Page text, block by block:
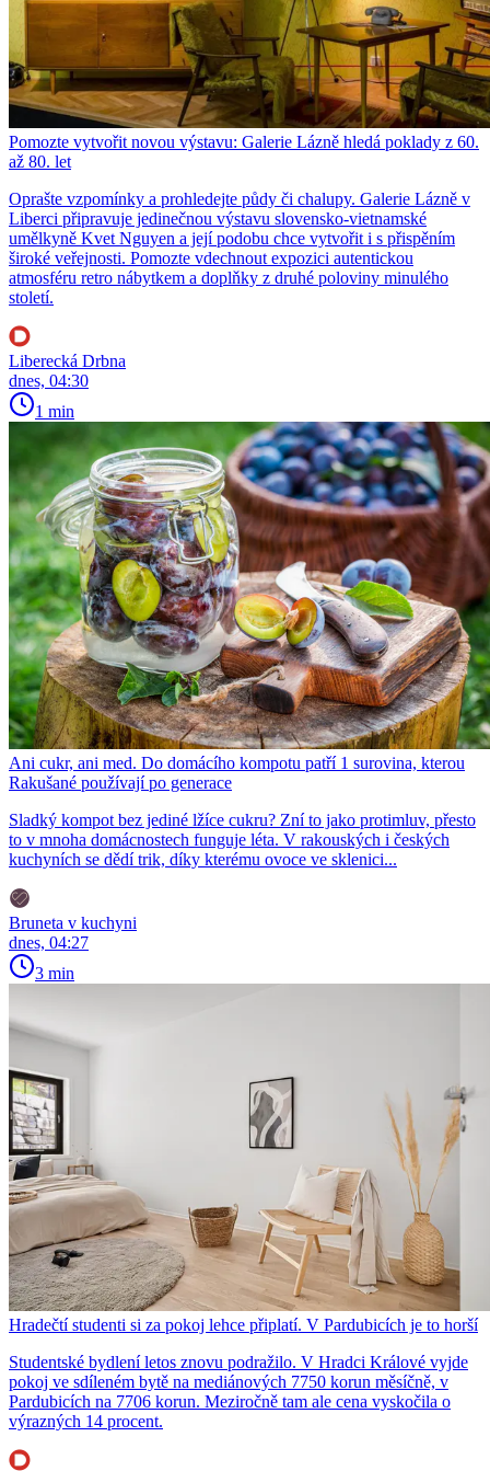
Pomozte vytvořit novou výstavu: Galerie Lázně hledá poklady z 60.
až 80. let
Oprašte vzpomínky a prohledejte půdy či chalupy. Galerie Lázně v
Liberci připravuje jedinečnou výstavu slovensko-vietnamské
umělkyně Kvet Nguyen a její podobu chce vytvořit i s přispěním
široké veřejnosti. Pomozte vdechnout expozici autentickou
atmosféru retro nábytkem a doplňky z druhé poloviny minulého
století.
Liberecká Drbna
dnes, 04:30
1 min
Ani cukr, ani med. Do domácího kompotu patří 1 surovina, kterou
Rakušané používají po generace
Sladký kompot bez jediné lžíce cukru? Zní to jako protimluv, přesto
to v mnoha domácnostech funguje léta. V rakouských i českých
kuchyních se dědí trik, díky kterému ovoce ve sklenici...
Bruneta v kuchyni
dnes, 04:27
3 min
Hradečtí studenti si za pokoj lehce připlatí. V Pardubicích je to horší
Studentské bydlení letos znovu podražilo. V Hradci Králové vyjde
pokoj ve sdíleném bytě na mediánových 7750 korun měsíčně, v
Pardubicích na 7706 korun. Meziročně tam ale cena vyskočila o
výrazných 14 procent.